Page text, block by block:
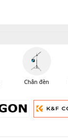
Chân đèn